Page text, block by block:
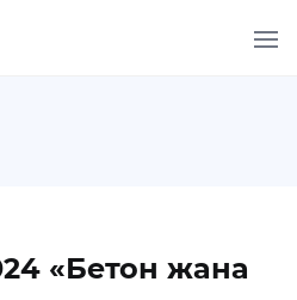
«Бетон жана